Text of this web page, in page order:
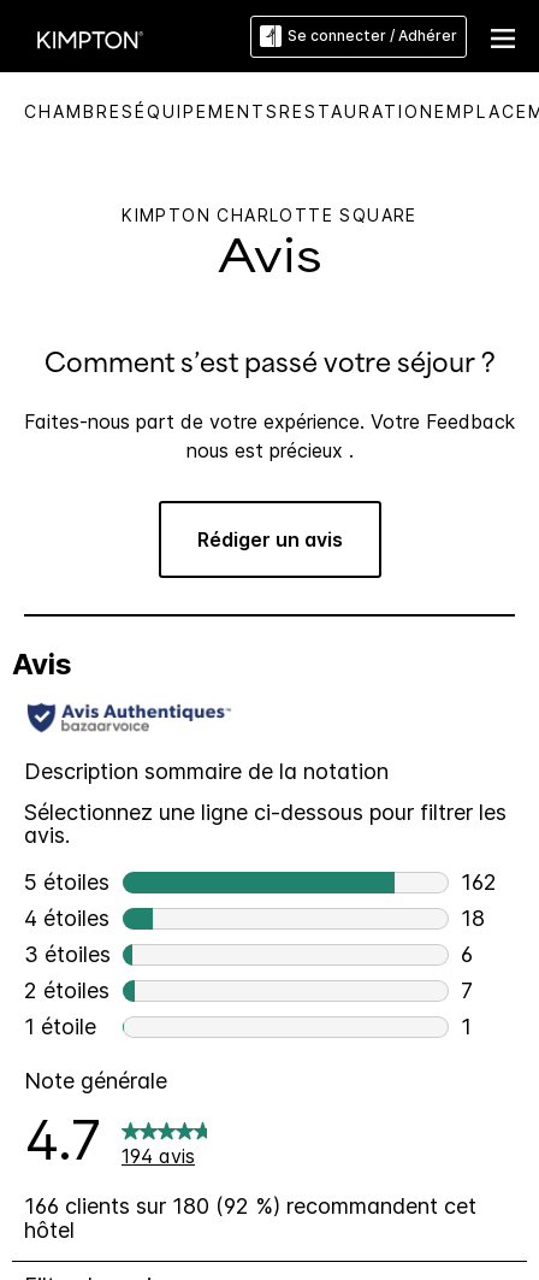
Se connecter / Adhérer
CHAMBRESÉQUIPEMENTSRESTAURATION
KIMPTON CHARLOTTE SQUARE
Avis
Comment s’est passé votre séjour ?
Faites-nous part de votre expérience. Votre Feedback
nous est précieux .
Rédiger un avis